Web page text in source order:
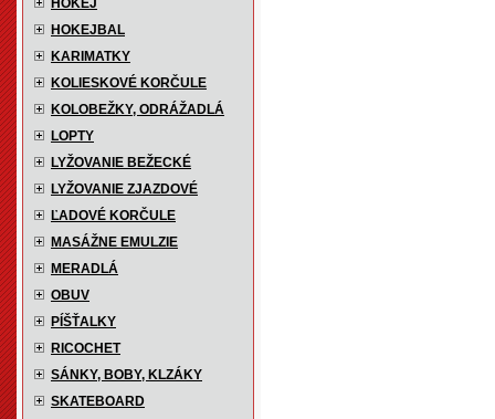
HOKEJ
HOKEJBAL
KARIMATKY
KOLIESKOVÉ KORČULE
KOLOBEŽKY, ODRÁŽADLÁ
LOPTY
LYŽOVANIE BEŽECKÉ
LYŽOVANIE ZJAZDOVÉ
ĽADOVÉ KORČULE
MASÁŽNE EMULZIE
MERADLÁ
OBUV
PÍŠŤALKY
RICOCHET
SÁNKY, BOBY, KLZÁKY
SKATEBOARD